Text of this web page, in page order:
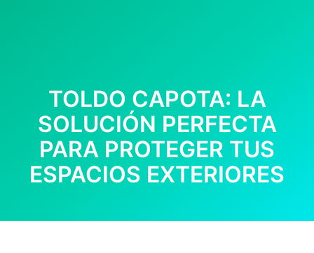
TOLDO CAPOTA: LA
SOLUCIÓN PERFECTA
PARA PROTEGER TUS
ESPACIOS EXTERIORES